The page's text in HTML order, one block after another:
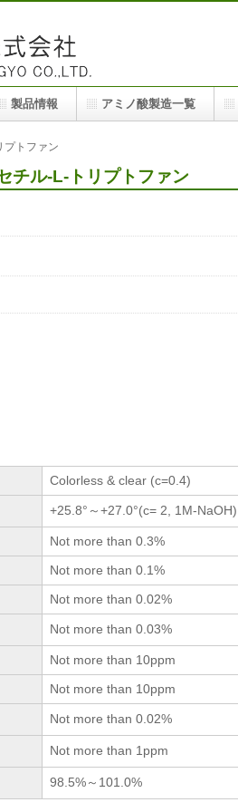
プトファン
ル-L-トリプトファン
Colorless & clear (c=0.4)
+25.8°～+27.0°(c= 2, 1M-NaOH)
Not more than 0.3%
Not more than 0.1%
Not more than 0.02%
Not more than 0.03%
Not more than 10ppm
Not more than 10ppm
Not more than 0.02%
Not more than 1ppm
98.5%～101.0%
製品情報 アミノ酸製造一覧